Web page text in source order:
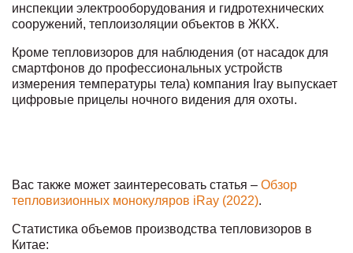
инспекции электрооборудования и гидротехнических
сооружений, теплоизоляции объектов в ЖКХ.
Кроме тепловизоров для наблюдения (от насадок для
смартфонов до профессиональных устройств
измерения температуры тела) компания Iray выпускает
цифровые прицелы ночного видения для охоты.
Вас также может заинтересовать статья – Обзор
тепловизионных монокуляров iRay (2022).
Статистика объемов производства тепловизоров в
Китае: